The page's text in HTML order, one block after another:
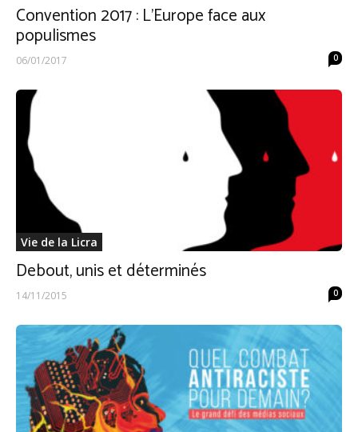
Convention 2017 : L’Europe face aux
populismes
06/01/2017 0
Vie de la Licra
Debout, unis et déterminés
14/11/2015 0